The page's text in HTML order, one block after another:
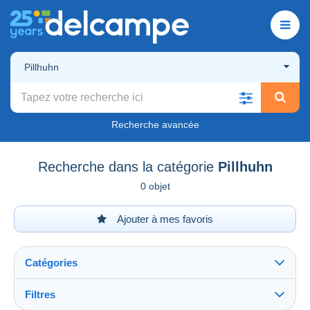
Pillhuhn
Recherche avancée
Recherche dans la catégorie Pillhuhn
0 objet
Ajouter à mes favoris
Catégories
Filtres